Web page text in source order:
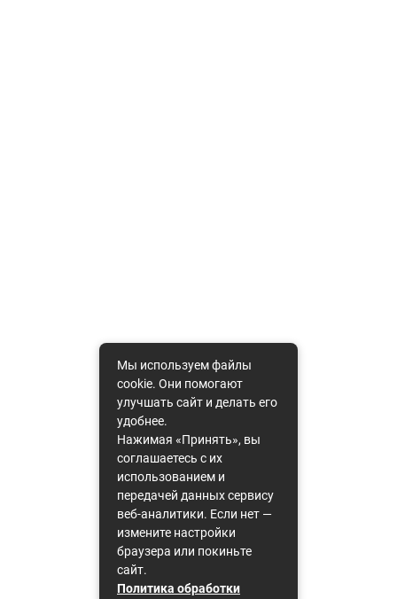
Мы используем файлы
cookie. Они помогают
улучшать сайт и делать его
удобнее.
Нажимая «Принять», вы
соглашаетесь с их
использованием и
передачей данных сервису
веб-аналитики. Если нет —
измените настройки
браузера или покиньте
сайт.
Политика обработки